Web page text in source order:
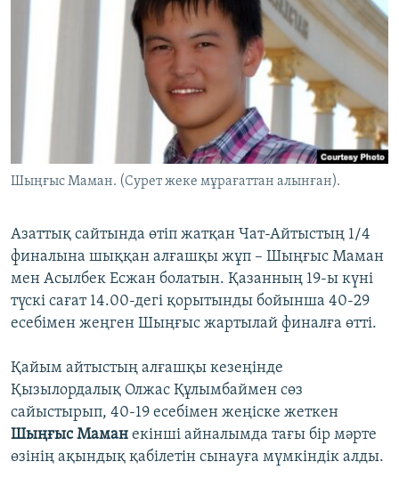
Русский
Басқа тілдерде
Шыңғыс Маман. (Сурет жеке мұрағаттан алынған).
Азаттық сайтында өтіп жатқан Чат-Айтыстың 1/4
финалына шыққан алғашқы жұп – Шыңғыс Маман
мен Асылбек Есжан болатын. Қазанның 19-ы күні
түскі сағат 14.00-дегі қорытынды бойынша 40-29
есебімен жеңген Шыңғыс жартылай финалға өтті.
Қайым айтыстың алғашқы кезеңінде
Қызылордалық Олжас Құлымбаймен сөз
сайыстырып, 40-19 есебімен жеңіске жеткен
Шыңғыс Маман екінші айналымда тағы бір мәрте
өзінің ақындық қабілетін сынауға мүмкіндік алды.